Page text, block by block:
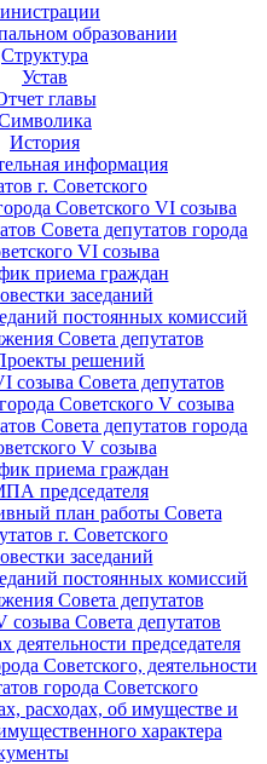
образовании
Структура
Устав
главы
История
информация
г. Советского
Советского VI созыва
Совета депутатов города
VI созыва
приема граждан
заседаний
постоянных комиссий
Совета депутатов
решений
созыва Совета депутатов
Советского V созыва
Совета депутатов города
V созыва
приема граждан
председателя
план работы Совета
г. Советского
заседаний
постоянных комиссий
Совета депутатов
созыва Совета депутатов
деятельности председателя
Советского, деятельности
города Советского
расходах, об имуществе и
характера